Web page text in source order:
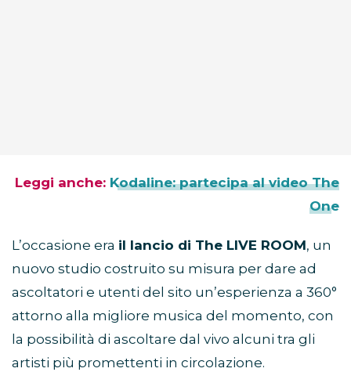
Leggi anche: Kodaline: partecipa al video The
One
L’occasione era il lancio di The LIVE ROOM, un
nuovo studio costruito su misura per dare ad
ascoltatori e utenti del sito un’esperienza a 360°
attorno alla migliore musica del momento, con
la possibilità di ascoltare dal vivo alcuni tra gli
artisti più promettenti in circolazione.